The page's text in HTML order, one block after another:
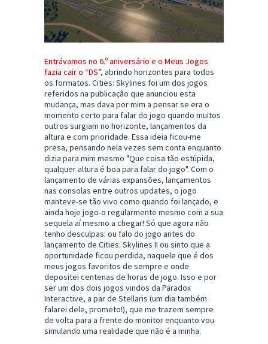
Entrávamos no 6.º aniversário e o Meus Jogos
fazia cair o “DS”, abrindo horizontes para todos
os formatos. Cities: Skylines foi um dos jogos
referidos na publicação que anunciou esta
mudança, mas dava por mim a pensar se era o
momento certo para falar do jogo quando muitos
outros surgiam no horizonte, lançamentos da
altura e com prioridade. Essa ideia ficou-me
presa, pensando nela vezes sem conta enquanto
dizia para mim mesmo "Que coisa tão estúpida,
qualquer altura é boa para falar do jogo". Com o
lançamento de várias expansões, lançamentos
nas consolas entre outros updates, o jogo
manteve-se tão vivo como quando foi lançado, e
ainda hoje jogo-o regularmente mesmo com a sua
sequela aí mesmo a chegar! Só que agora não
tenho desculpas: ou falo do jogo antes do
lançamento de Cities: Skylines II ou sinto que a
oportunidade ficou perdida, naquele que é dos
meus jogos favoritos de sempre e onde
depositei centenas de horas de jogo. Isso e por
ser um dos dois jogos vindos da Paradox
Interactive, a par de Stellaris (um dia também
falarei dele, prometo!), que me trazem sempre
de volta para a frente do monitor enquanto vou
simulando uma realidade que não é a minha.